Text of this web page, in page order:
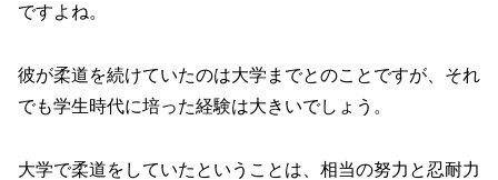
ですよね。
彼が柔道を続けていたのは大学までとのことですが、それ
でも学生時代に培った経験は大きいでしょう。
大学で柔道をしていたということは、相当の努力と忍耐力